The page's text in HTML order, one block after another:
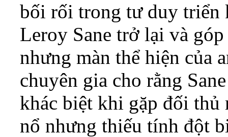
bối rối trong tư duy triển
Leroy Sane trở lại và
nhưng màn thể hiện của
chuyên gia cho rằng
khác biệt khi gặp đối thủ
nổ nhưng thiếu tính đột